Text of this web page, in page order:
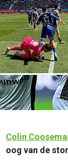
Colin
oog van de